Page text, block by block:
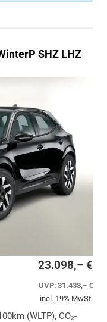
SHZ LHZ
23.098,– €
UVP:31.438,– €
incl. 19% MwSt.
(WLTP), CO₂-